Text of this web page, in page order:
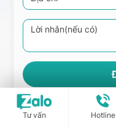
Tư vấn Hotline